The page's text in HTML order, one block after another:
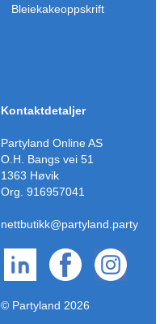
Bleiekakeoppskrift
Kontaktdetaljer
Partyland Online AS
O.H. Bangs vei 51
1363 Høvik
Org. 916957041
nettbutikk@partyland.party
© Partyland 2026